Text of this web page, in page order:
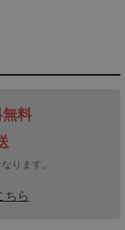
料
ります。
ちら